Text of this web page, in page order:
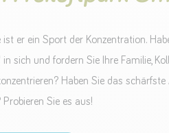
er ein Sport der Konzentration.
sich und fordern Sie Ihre Familie,
Haben Sie das
Probieren Sie es aus!